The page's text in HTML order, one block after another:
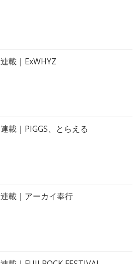
連載｜ExWHYZ
連載｜PIGGS、とらえる
連載｜アーカイ奉行